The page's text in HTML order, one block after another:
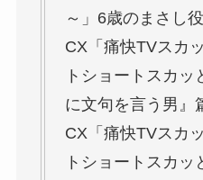
～」6歳のまさし役
CX「痛快TVスカ
トショートスカッ
に文句を言う男
CX「痛快TVスカ
トショートスカッ